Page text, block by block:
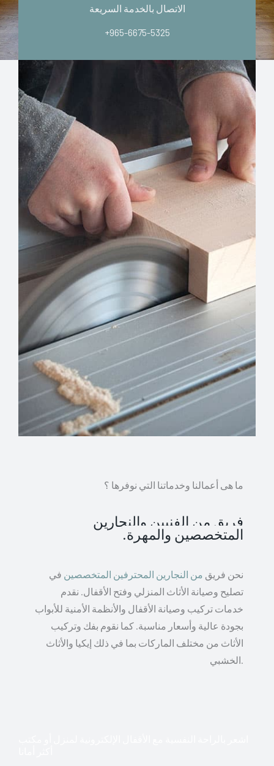
الاتصال بالخدمة السريعة
+965-6675-5325
ما هى أعمالنا وخدماتنا التي نوفرها ؟
فريق من الفنيين والنجارين
المتخصصين والمهرة.
نحن فريق من النجارين المحترفين المتخصصين في
تصليح وصيانة الأثاث المنزلي وفتح الأقفال. نقدم
خدمات تركيب وصيانة الأقفال والأنظمة الأمنية للأبواب
بجودة عالية وأسعار مناسبة. كما نقوم بفك وتركيب
الأثاث من مختلف الماركات بما في ذلك إيكيا والأثاث
الخشبي.